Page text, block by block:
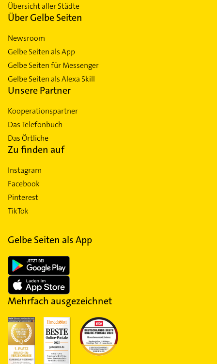
Übersicht aller Städte
Über Gelbe Seiten
Newsroom
Gelbe Seiten als App
Gelbe Seiten für Messenger
Gelbe Seiten als Alexa Skill
Unsere Partner
Kooperationspartner
Das Telefonbuch
Das Örtliche
Zu finden auf
Instagram
Facebook
Pinterest
TikTok
Gelbe Seiten als App
Mehrfach ausgezeichnet